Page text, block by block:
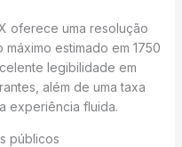
oferece uma resolução
estimado em 1750
legibilidade em
além de uma taxa
experiência fluida.
públicos